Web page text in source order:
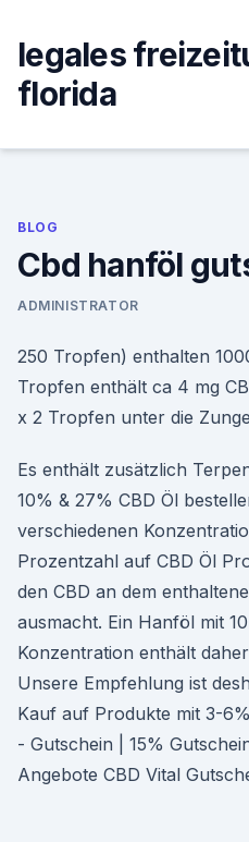
content
legales
florida
BLOG
Cbd hanföl
ADMINISTRATOR
250 Tropfen) enthalten
Tropfen enthält ca 4 mg
x 2 Tropfen unter die
Es enthält zusätzlich
10% & 27% CBD Öl
verschiedenen
Prozentzahl auf CBD Öl
den CBD an dem
ausmacht. Ein Hanföl mit
Konzentration enthält
Unsere Empfehlung ist
Kauf auf Produkte mit 3-
- Gutschein | 15%
Angebote CBD Vital